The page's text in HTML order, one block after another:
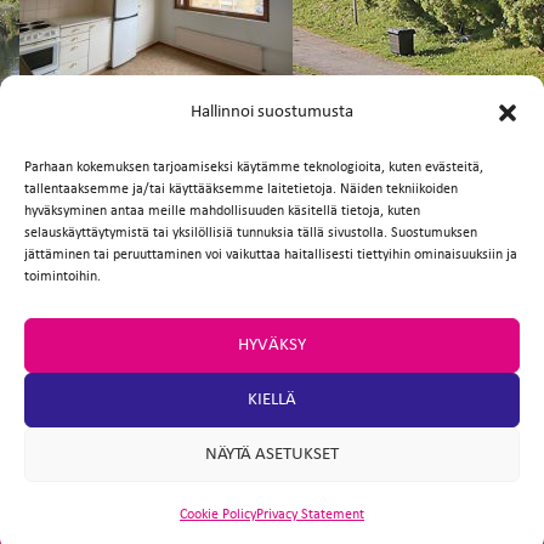
Hallinnoi suostumusta
Parhaan kokemuksen tarjoamiseksi käytämme teknologioita, kuten evästeitä,
tallentaaksemme ja/tai käyttääksemme laitetietoja. Näiden tekniikoiden
hyväksyminen antaa meille mahdollisuuden käsitellä tietoja, kuten
selauskäyttäytymistä tai yksilöllisiä tunnuksia tällä sivustolla. Suostumuksen
jättäminen tai peruuttaminen voi vaikuttaa haitallisesti tiettyihin ominaisuuksiin ja
toimintoihin.
HYVÄKSY
KIELLÄ
NÄYTÄ ASETUKSET
Cookie PolicyPrivacy Statement
Facebook
TwitterEmailWhatsApp